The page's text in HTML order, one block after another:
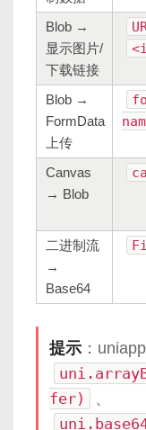
Blob →
显示图片/
下载链接
Blob →
FormData
上传
Canvas
→ Blob
二进制流
→
Base64
提示 ：
fer)
、